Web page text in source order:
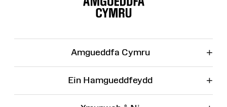
Amgueddfa Cymru +
Ein Hamgueddfeydd +